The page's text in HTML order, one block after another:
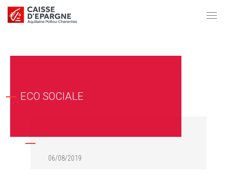
ECO SOCIALE
06/08/2019